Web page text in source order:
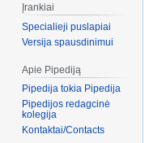
Įrankiai
Specialieji puslapiai
Versija spausdinimui
Apie Pipediją
Pipedija tokia Pipedija
Pipedijos redagcinė
kolegija
Kontaktai/Contacts